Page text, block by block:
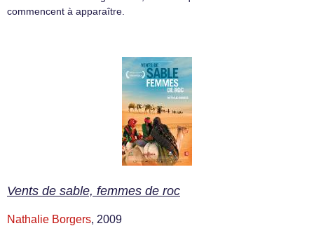
commencent à apparaître.
Vents de sable, femmes de roc
Nathalie Borgers, 2009